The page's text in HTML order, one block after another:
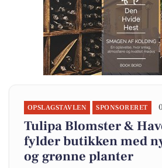
OPSLAGSTAVLEN SPONSORERET
Tulipa Blomster &
fylder butikken med
og grønne planter